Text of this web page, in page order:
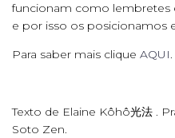
funcionam como lembretes
e por isso os posicionamos
Para saber mais clique AQUI.
Texto de Elaine Kôhô光法 .
Soto Zen.